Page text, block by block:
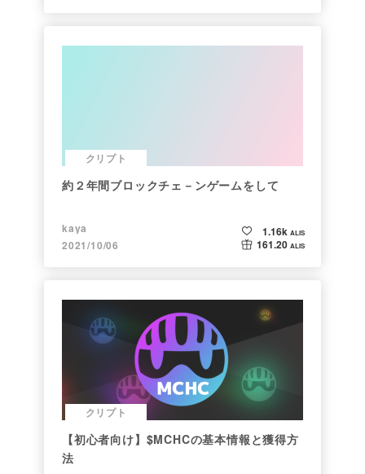
クリプト
約２年間ブロックチェ－ンゲームをして
kaya
2021/10/06
1.16k ALIS
161.20 ALIS
クリプト
【初心者向け】$MCHCの基本情報と獲得方
法